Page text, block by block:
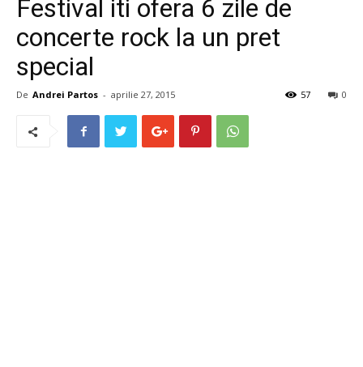
Festival iti ofera 6 zile de
concerte rock la un pret
special
De Andrei Partos - aprilie 27, 2015 0
57